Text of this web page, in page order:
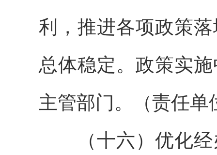
利，推进各项政策
总体稳定。政策实
主管部门。（责任
（十六）优化经